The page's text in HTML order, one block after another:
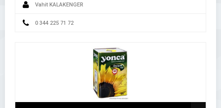
Vahit KALAKENGER
0 344 225 71 72